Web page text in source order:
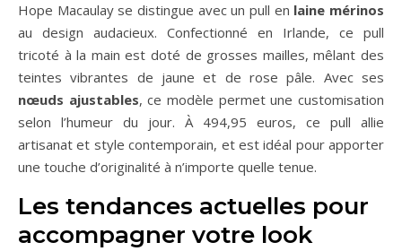
Hope Macaulay se distingue avec un pull en laine mérinos
au design audacieux. Confectionné en Irlande, ce pull
tricoté à la main est doté de grosses mailles, mêlant des
teintes vibrantes de jaune et de rose pâle. Avec ses
nœuds ajustables, ce modèle permet une customisation
selon l’humeur du jour. À 494,95 euros, ce pull allie
artisanat et style contemporain, et est idéal pour apporter
une touche d’originalité à n’importe quelle tenue.
Les tendances actuelles pour
accompagner votre look